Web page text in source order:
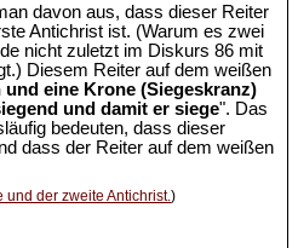
davon aus, dass dieser Reiter
Antichrist ist. (Warum es zwei
nicht zuletzt im Diskurs 86 mit
Diesem Reiter auf dem weißen
und eine Krone (Siegeskranz)
und damit er siege". Das
bedeuten, dass dieser
dass der Reiter auf dem weißen
und der zweite Antichrist.)